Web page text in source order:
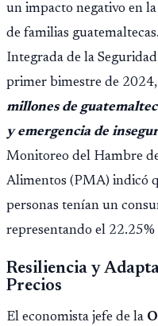
un impacto negativo en
de familias
Integrada de la
primer bimestre de 2024,
millones de
y emergencia de
Monitoreo del Hambre
Alimentos (PMA) indicó
personas tenían un
representando el 22.25%
Resiliencia y
Precios
El economista jefe de la